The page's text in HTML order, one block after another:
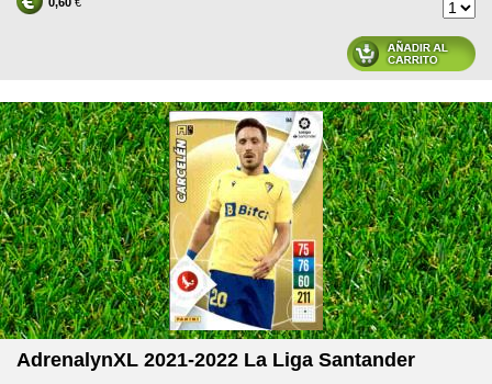
AdrenalynXL 2021-2022 La Liga Santander